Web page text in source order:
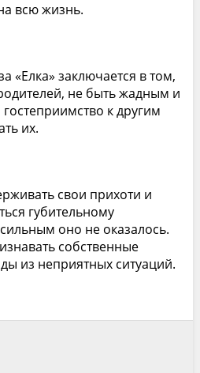
всю жизнь.
«Елка» заключается в том,
не быть жадным и
к другим
их.
свои прихоти и
губительному
оно не оказалось.
собственные
из неприятных ситуаций.